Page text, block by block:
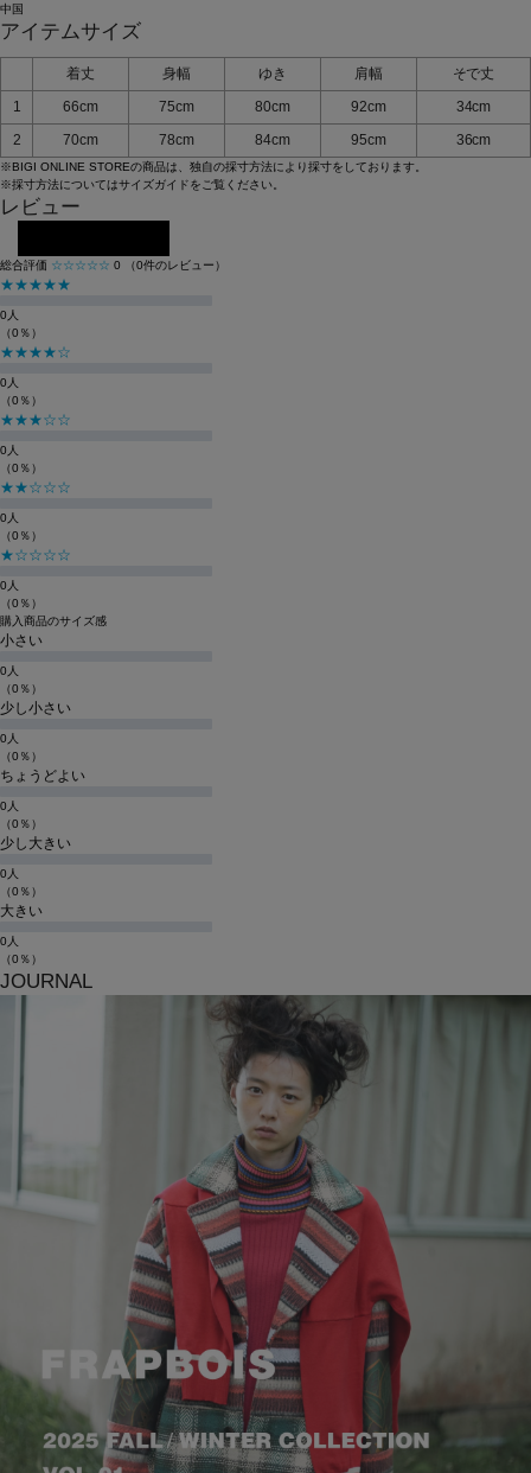
中国
アイテムサイズ
着丈 身幅 ゆき 肩幅
そで丈
1
66cm 75cm 80cm 92cm
34cm
2
70cm 78cm 84cm 95cm 36cm
※BIGI ONLINE STOREの商品は、独自の採寸方法により採寸をしております。
※採寸方法についてはサイズガイドをご覧ください。
レビュー
総合評価 ☆☆☆☆☆ 0 （0件のレビュー）
★★★★★
0人
（0％）
★★★★☆
0人
（0％）
★★★☆☆
0人
（0％）
★★☆☆☆
0人
（0％）
★☆☆☆☆
0人
（0％）
購入商品のサイズ感
小さい
0人
（0％）
少し小さい
0人
（0％）
ちょうどよい
0人
（0％）
少し大きい
0人
（0％）
大きい
0人
（0％）
JOURNAL